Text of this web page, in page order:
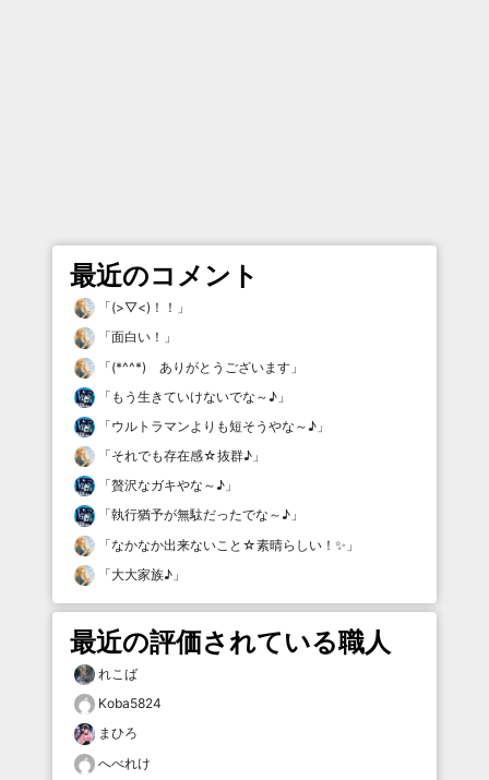
最近のコメント
「(>▽<)！！ 」
「面白い！ 」
「(*^^*) ありがとうございます 」
「 もう生きていけないでな～♪ 」
「ウルトラマンよりも短そうやな～♪ 」
「それでも存在感☆抜群♪ 」
「贅沢なガキやな～♪ 」
「執行猶予が無駄だったでな～♪ 」
「なかなか出来ないこと☆素晴らしい！✨ 」
「大大家族♪ 」
最近の評価されている職人
れこば
Koba5824
まひろ
へべれけ